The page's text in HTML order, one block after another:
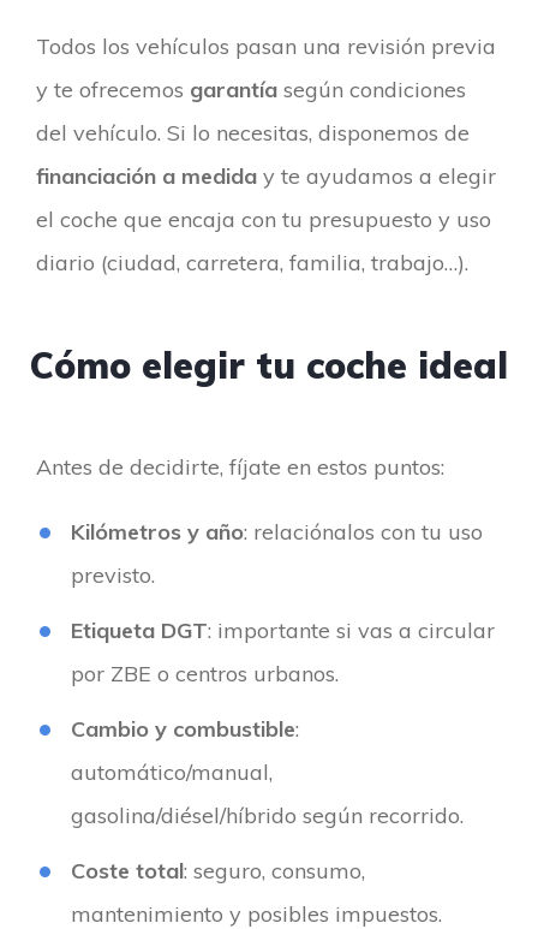
Todos los vehículos pasan una revisión previa
y te ofrecemos garantía según condiciones
del vehículo. Si lo necesitas, disponemos de
financiación a medida y te ayudamos a elegir
el coche que encaja con tu presupuesto y uso
diario (ciudad, carretera, familia, trabajo…).
Cómo elegir tu coche ideal
Antes de decidirte, fíjate en estos puntos:
Kilómetros y año: relaciónalos con tu uso
previsto.
Etiqueta DGT: importante si vas a circular
por ZBE o centros urbanos.
Cambio y combustible:
automático/manual,
gasolina/diésel/híbrido según recorrido.
Coste total: seguro, consumo,
mantenimiento y posibles impuestos.